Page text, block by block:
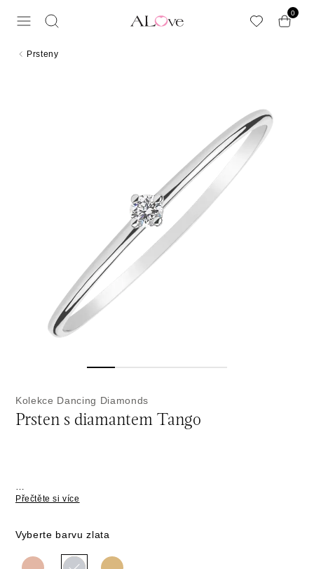
0
Prsteny
Kolekce Dancing Diamonds
Prsten s diamantem Tango
Přečtěte si více
Vyberte barvu zlata